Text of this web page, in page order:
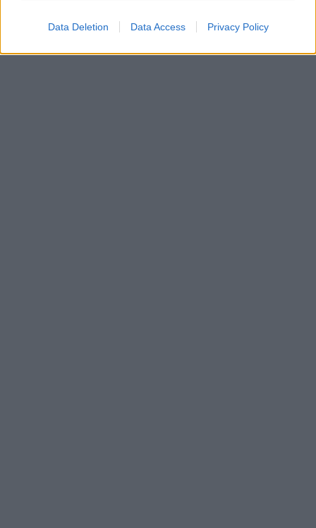
Data Deletion Data Access Privacy Policy